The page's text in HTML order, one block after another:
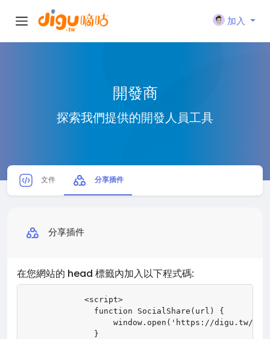
加入
開發商
探索我們提供的開發人員工具
文件 分享插件
分享插件
在您網站的 head 標籤內加入以下程式碼:
            <script>
              function SocialShare(url) {
window.open('https://digu.tw/
              }